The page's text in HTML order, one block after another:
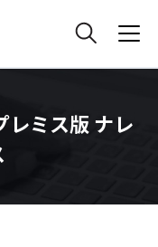
ミス版 ナレ